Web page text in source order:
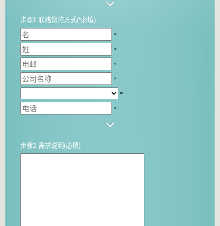
步骤1 联络您的方式(*必填)
*
*
*
*
*
*
步骤2 需求说明(必填)